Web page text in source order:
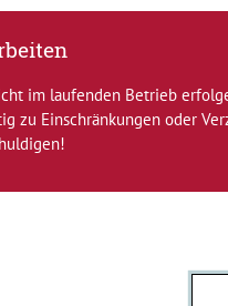
im laufenden Betrieb
zu Einschränkungen oder